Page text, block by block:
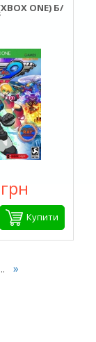
ONE) Б/
грн
Купити
... »